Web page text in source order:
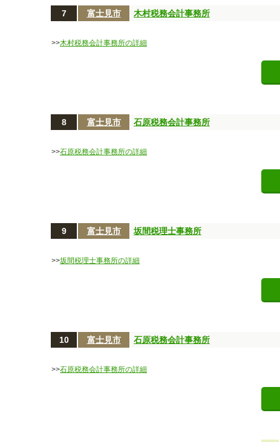
7 富士見市 木村税務会計事務所
>>木村税務会計事務所の詳細
8 富士見市 石原税務会計事務所
>>石原税務会計事務所の詳細
9 富士見市 坂間税理士事務所
>>坂間税理士事務所の詳細
10 富士見市 石原税務会計事務所
>>石原税務会計事務所の詳細